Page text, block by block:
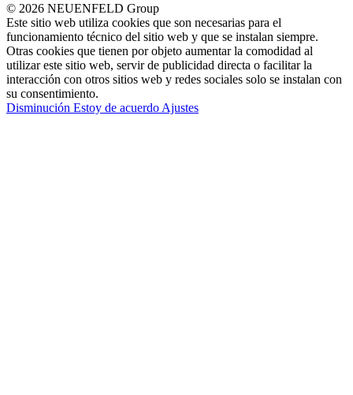
© 2026 NEUENFELD Group
Este sitio web utiliza cookies que son necesarias para el
funcionamiento técnico del sitio web y que se instalan siempre.
Otras cookies que tienen por objeto aumentar la comodidad al
utilizar este sitio web, servir de publicidad directa o facilitar la
interacción con otros sitios web y redes sociales solo se instalan con
su consentimiento.
Disminución Estoy de acuerdo Ajustes